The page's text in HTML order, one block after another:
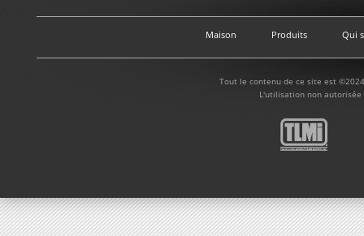
Maison Produits Qui
Tout le contenu de ce site est
L'utilisation non